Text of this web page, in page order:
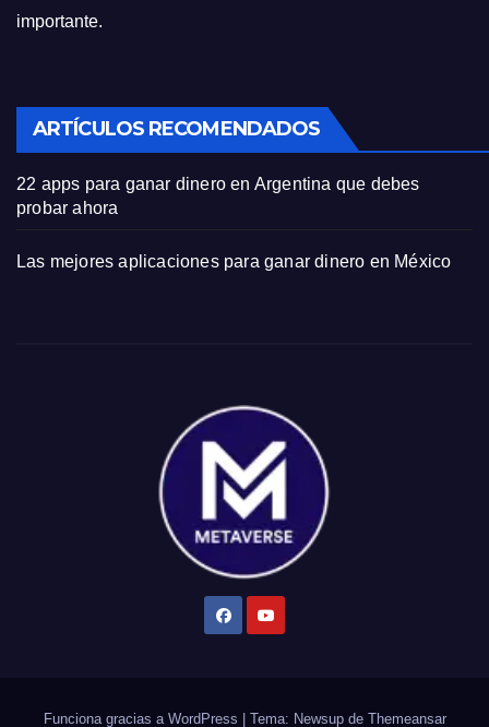
importante.
ARTÍCULOS RECOMENDADOS
22 apps para ganar dinero en Argentina que debes
probar ahora
Las mejores aplicaciones para ganar dinero en México
Funciona gracias a WordPress | Tema: Newsup de Themeansar